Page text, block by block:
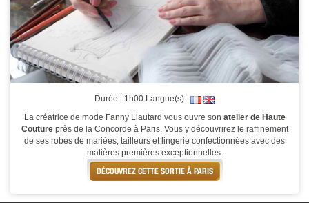
Durée : 1h00 Langue(s) :
La créatrice de mode Fanny Liautard vous ouvre son atelier de Haute
Coutureprès de la Concorde à Paris. Vous y découvrirez le raffinement
de ses robes de mariées, tailleurs et lingerie confectionnées avec des
matières premières exceptionnelles.
DÉCOUVREZ CETTE SORTIE À PARIS